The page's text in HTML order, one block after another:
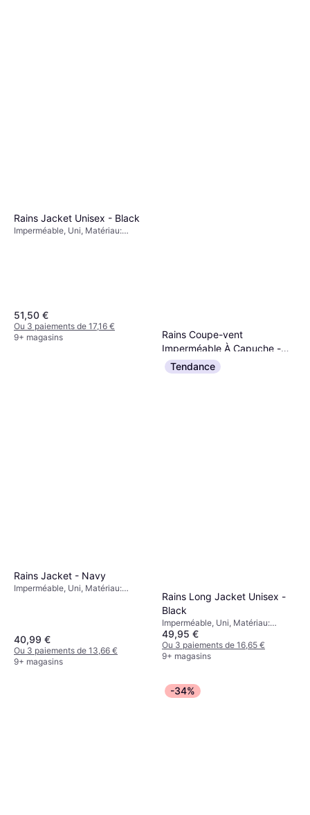
Rains Jacket Unisex - Black
Imperméable, Uni, Matériau:
51,50 €
Ou 3 paiements de 17,16 €
9+ magasins
Rains Coupe-vent
Imperméable À Capuche -
Male
Imperméable, Uni, Matériau:
Polyuréthane, Polyester, Capuche,
51,50 €
Rains Jacket - Navy
Imperméable, Uni, Matériau:
40,99 €
Ou 3 paiements de 13,66 €
9+ magasins
Tendance
Rains Long Jacket Unisex -
Black
Imperméable, Uni, Matériau:
Polyester, Capuche, Respirant,
Imperméable, Poches, Coupe-vent
49,95 €
Ou 3 paiements de 16,65 €
9+ magasins
-34%